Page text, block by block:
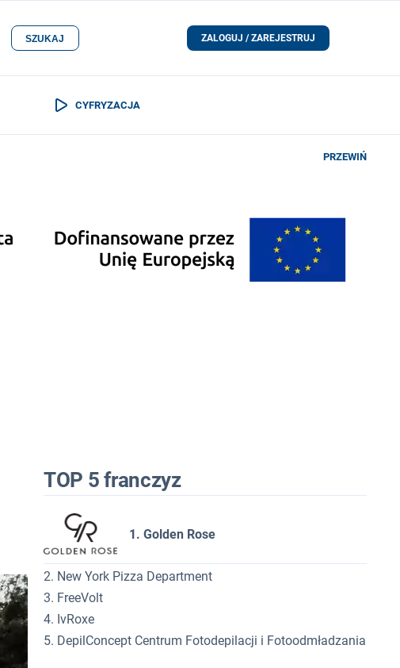
SZUKAJ ZALOGUJ / ZAREJESTRUJ
CYFRYZACJA
PRZEWIŃ
TOP 5 franczyz
1. Golden Rose
2. New York Pizza Department
3. FreeVolt
4. IvRoxe
5. DepilConcept Centrum Fotodepilacji i Fotoodmładzania